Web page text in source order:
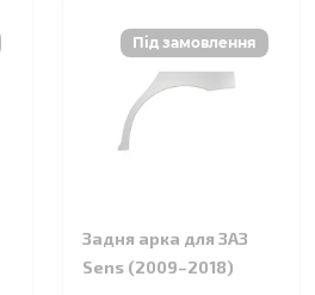
Задня арка для ЗАЗ
Sens (2009–2018)